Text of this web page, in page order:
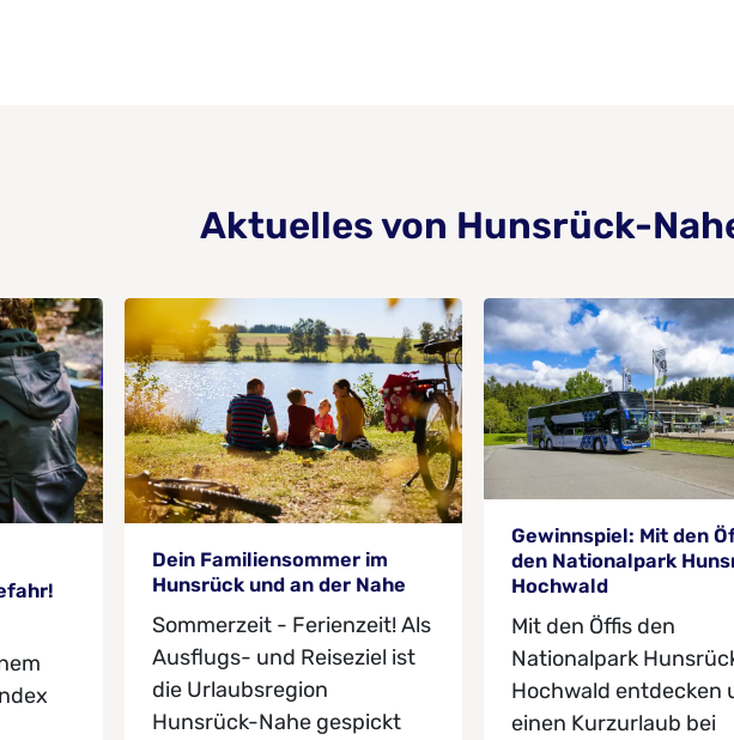
Aktuelles von Hunsrück-
Dein Familiensommer im
Hunsrück und an der Nahe
Sommerzeit - Ferienzeit! Als
Ausflugs- und Reiseziel ist
die Urlaubsregion
Hunsrück-Nahe gespickt
Gewinnspiel: Mit den
den Nationalpark
Hochwald
Mit den Öffis den
Nationalpark
Hochwald entdecken
einen Kurzurlaub bei